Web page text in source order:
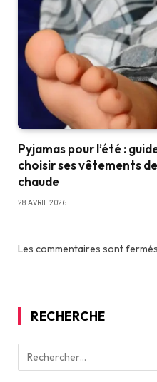
Pyjamas pour l’été :
choisir ses vêtements
chaude
28 AVRIL 2026
Les commentaires sont fermés
RECHERCHE